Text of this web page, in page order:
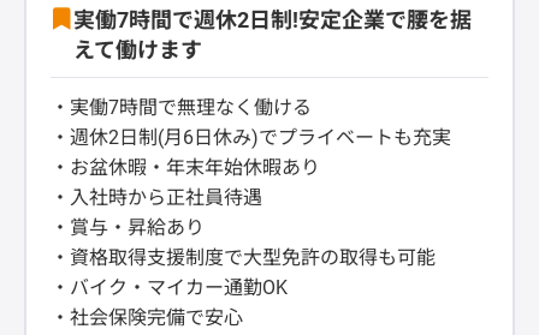
実働7時間で週休2日制!安定企業で腰を据
えて働けます
・実働7時間で無理なく働ける
・週休2日制(月6日休み)でプライベートも充実
・お盆休暇・年末年始休暇あり
・入社時から正社員待遇
・賞与・昇給あり
・資格取得支援制度で大型免許の取得も可能
・バイク・マイカー通勤OK
・社会保険完備で安心